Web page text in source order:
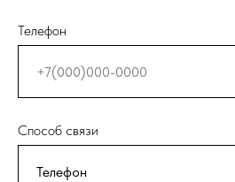
Телефон
Способ связи